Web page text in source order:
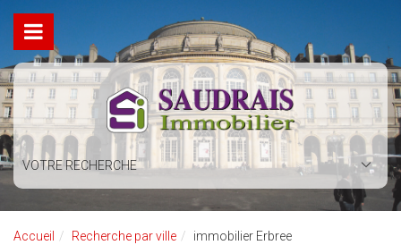
VOTRE RECHERCHE
Accueil Recherche par ville immobilier Erbree